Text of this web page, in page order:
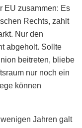
EU zusammen: Es
Rechts, zahlt
Nur den
abgeholt. Sollte
beitreten, bliebe
nur noch ein
können
Jahren galt